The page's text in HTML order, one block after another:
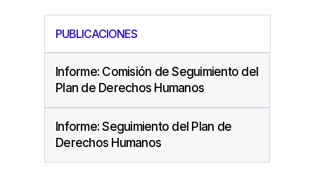
PUBLICACIONES
Informe: Comisión de Seguimiento del
Plan de Derechos Humanos
Informe: Seguimiento del Plan de
Derechos Humanos